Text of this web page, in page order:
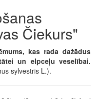
Čiekurs"
kas rada dažādus
un elpceļu veselībai.
sylvestris L.).